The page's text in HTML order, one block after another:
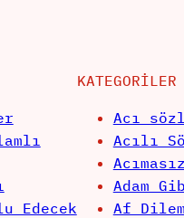
Edecek
KATEGORILER
Acı
Acılı
Adam
Af